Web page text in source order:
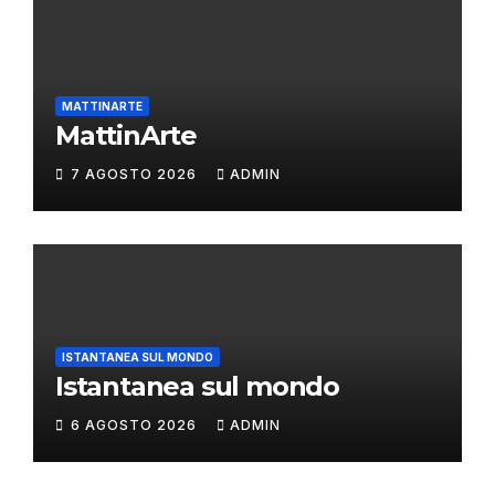
MATTINARTE
MattinArte
7 AGOSTO 2026 ADMIN
ISTANTANEA SUL MONDO
Istantanea sul mondo
6 AGOSTO 2026 ADMIN